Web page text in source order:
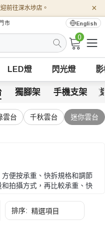
前往深水埗店。 ×
市 English
0
LED燈 閃光燈
獨腳架 手機支架
雲台 千秋雲台 迷你雲台
便按承重、快拆規格和調節
拍攝方式，再比較承重、快
再比較承重、快拆規格、阻